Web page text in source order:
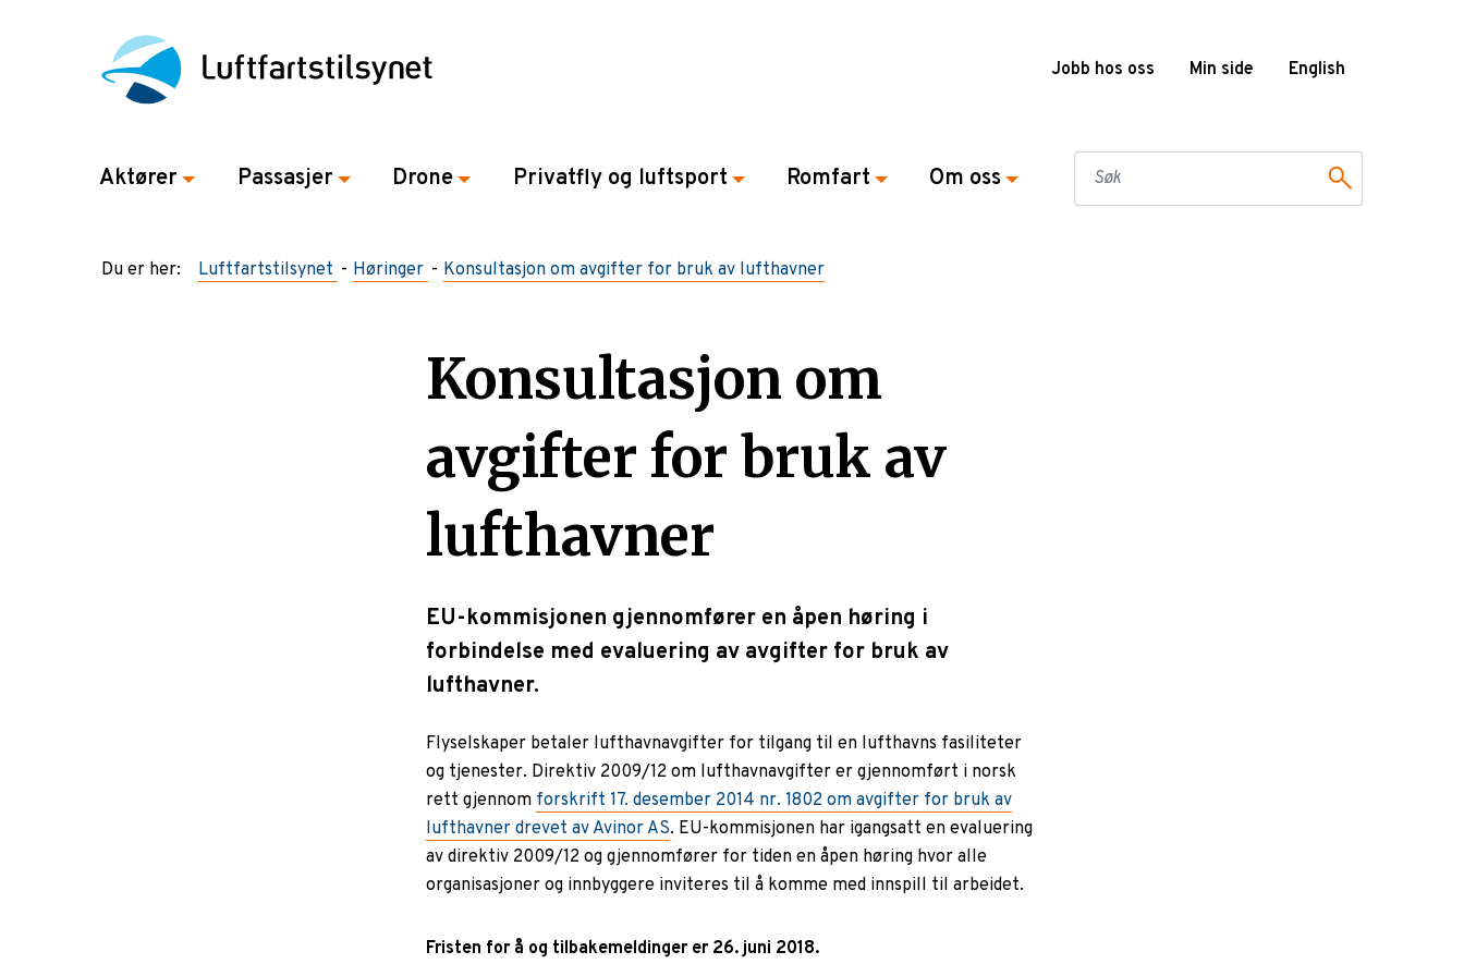
Jobb hos oss Min side English
Aktører Passasjer Drone Privatfly og luftsport Romfart Om oss
Du er her: Luftfartstilsynet Høringer Konsultasjon om avgifter for bruk av lufthavner
Konsultasjon om
avgifter for bruk av
lufthavner
EU-kommisjonen gjennomfører en åpen høring i
forbindelse med evaluering av avgifter for bruk av
lufthavner.
Flyselskaper betaler lufthavnavgifter for tilgang til en lufthavns fasiliteter
og tjenester. Direktiv 2009/12 om lufthavnavgifter er gjennomført i norsk
rett gjennom forskrift 17. desember 2014 nr. 1802 om avgifter for bruk av
lufthavner drevet av Avinor AS. EU-kommisjonen har igangsatt en evaluering
av direktiv 2009/12 og gjennomfører for tiden en åpen høring hvor alle
organisasjoner og innbyggere inviteres til å komme med innspill til arbeidet.
Fristen for å og tilbakemeldinger er 26. juni 2018.